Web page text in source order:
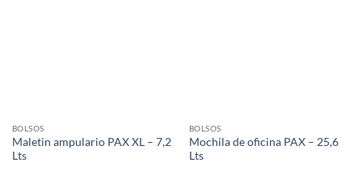
BOLSOS
Maletin ampulario PAX XL – 7,2
Lts
BOLSOS
Mochila de oficina PAX – 25,6
Lts